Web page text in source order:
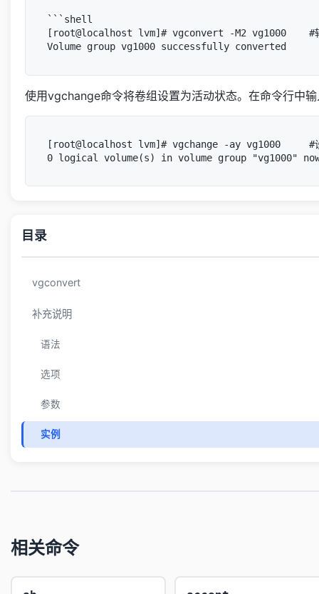
目录
vgconvert
补充说明
语法
选项
参数
实例
```shell
[root@localhost lvm]# vgconvert -M2 vg1000    #转
使用vgchange命令将卷组设置为活动状态。在命令行中
[root@localhost lvm]# vgchange -ay vg1000     #设
相关命令